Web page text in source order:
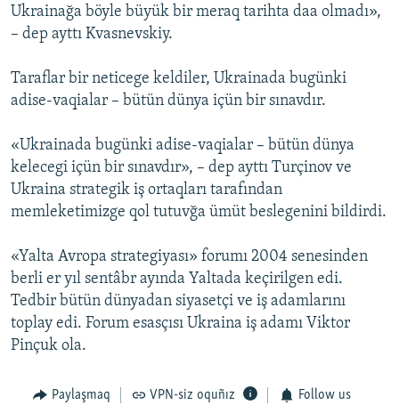
Ukrainağa böyle büyük bir meraq tarihta daa olmadı»,
– dep ayttı Kvasnevskiy.
Taraflar bir neticege keldiler, Ukrainada bugünki
adise-vaqialar – bütün dünya içün bir sınavdır.
«Ukrainada bugünki adise-vaqialar – bütün dünya
kelecegi içün bir sınavdır», – dep ayttı Turçinov ve
Ukraina strategik iş ortaqları tarafından
memleketimizge qol tutuvğa ümüt beslegenini bildirdi.
«Yalta Avropa strategiyası» forumı 2004 senesinden
berli er yıl sentâbr ayında Yaltada keçirilgen edi.
Tedbir bütün dünyadan siyasetçi ve iş adamlarını
toplay edi. Forum esasçısı Ukraina iş adamı Viktor
Pinçuk ola.
Paylaşmaq VPN-siz oquñız Follow us